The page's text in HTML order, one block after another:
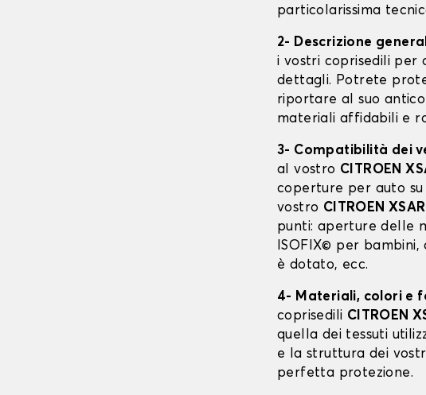
particolarissima
2- Descrizione
i vostri coprisedili per
dettagli. Potrete
riportare al suo
materiali affidabili e
3- Compatibilità dei
al vostro CITROEN
coperture per auto su
vostro CITROEN
punti: aperture delle
ISOFIX© per
è dotato, ecc.
4- Materiali, colori e
coprisedili CITROEN
quella dei tessuti
e la struttura dei
perfetta protezione.